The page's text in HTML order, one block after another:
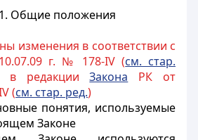
1. Общие положения
изменения в соответствии с
г. № 178-IV (см. стар.
в редакцииЗакона РК от
(см. стар. ред.)
понятия, используемые
Законе